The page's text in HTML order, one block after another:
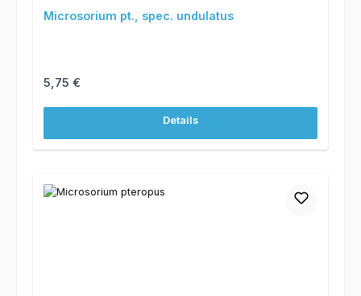
Microsorium pt., spec. undulatus
Regulärer Preis:
5,75 €
Details